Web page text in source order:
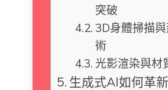
突破
3D身體掃描
術
光影渲染與材
生成式AI如何革